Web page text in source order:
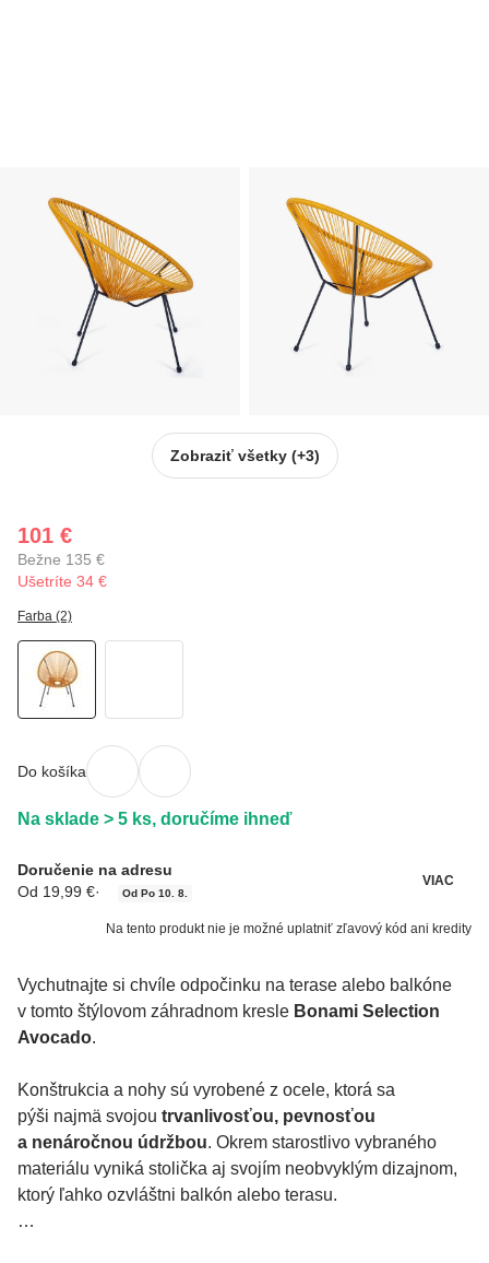
Zobraziť všetky(+3)
101 €
Bežne 135 €
Ušetríte 34 €
Farba (2)
Do košíka
Na sklade > 5 ks, doručíme ihneď
Doručenie na adresu
Od 19,99 €· Od Po 10. 8.
VIAC
Na tento produkt nie je možné uplatniť zľavový kód ani kredity
Vychutnajte si chvíle odpočinku na terase alebo balkóne
v tomto štýlovom záhradnom kresle Bonami Selection
Avocado.
Konštrukcia a nohy sú vyrobené z ocele, ktorá sa
pýši najmä svojou trvanlivosťou, pevnosťou
a nenáročnou údržbou. Okrem starostlivo vybraného
materiálu vyniká stolička aj svojím neobvyklým dizajnom,
ktorý ľahko ozvláštni balkón alebo terasu.